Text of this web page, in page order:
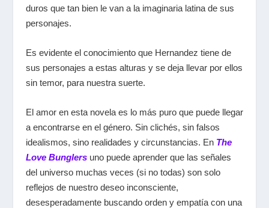
duros que tan bien le van a la imaginaria latina de sus
personajes.
Es evidente el conocimiento que Hernandez tiene de
sus personajes a estas alturas y se deja llevar por ellos
sin temor, para nuestra suerte.
El amor en esta novela es lo más puro que puede llegar
a encontrarse en el género. Sin clichés, sin falsos
idealismos, sino realidades y circunstancias. En The
Love Bunglersuno puede aprender que las señales
del universo muchas veces (si no todas) son solo
reflejos de nuestro deseo inconsciente,
desesperadamente buscando orden y empatía con una